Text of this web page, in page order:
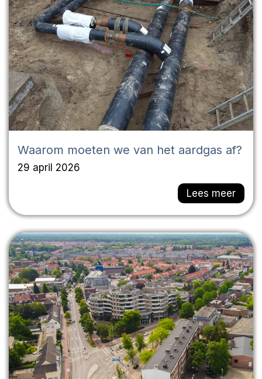
Waarom moeten we van het aardgas af?
29 april 2026
Lees meer